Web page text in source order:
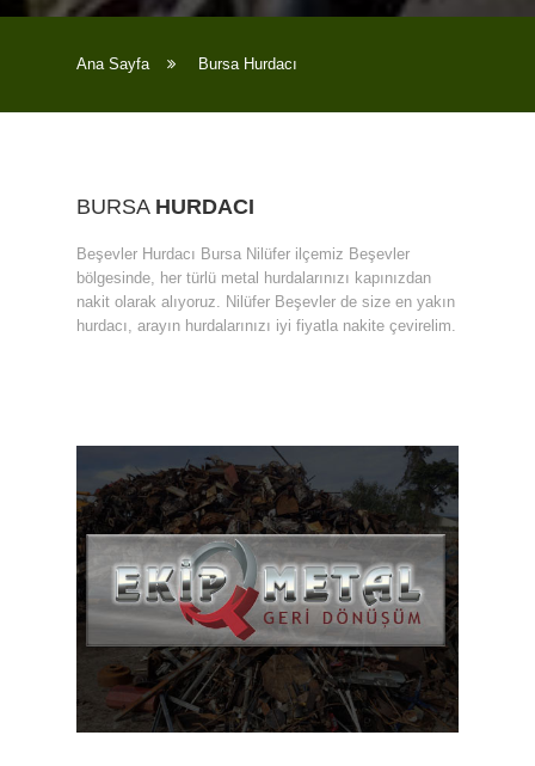
Ana Sayfa Bursa Hurdacı
BURSA HURDACI
Beşevler Hurdacı Bursa Nilüfer ilçemiz Beşevler
bölgesinde, her türlü metal hurdalarınızı kapınızdan
nakit olarak alıyoruz. Nilüfer Beşevler de size en yakın
hurdacı, arayın hurdalarınızı iyi fiyatla nakite çevirelim.